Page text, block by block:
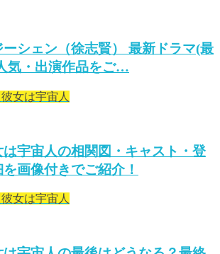
ーシェン（徐志賢） 最新ドラマ(最
気・出演作品をご…
女は宇宙人
宇宙人の相関図・キャスト・登
画像付きでご紹介！
女は宇宙人